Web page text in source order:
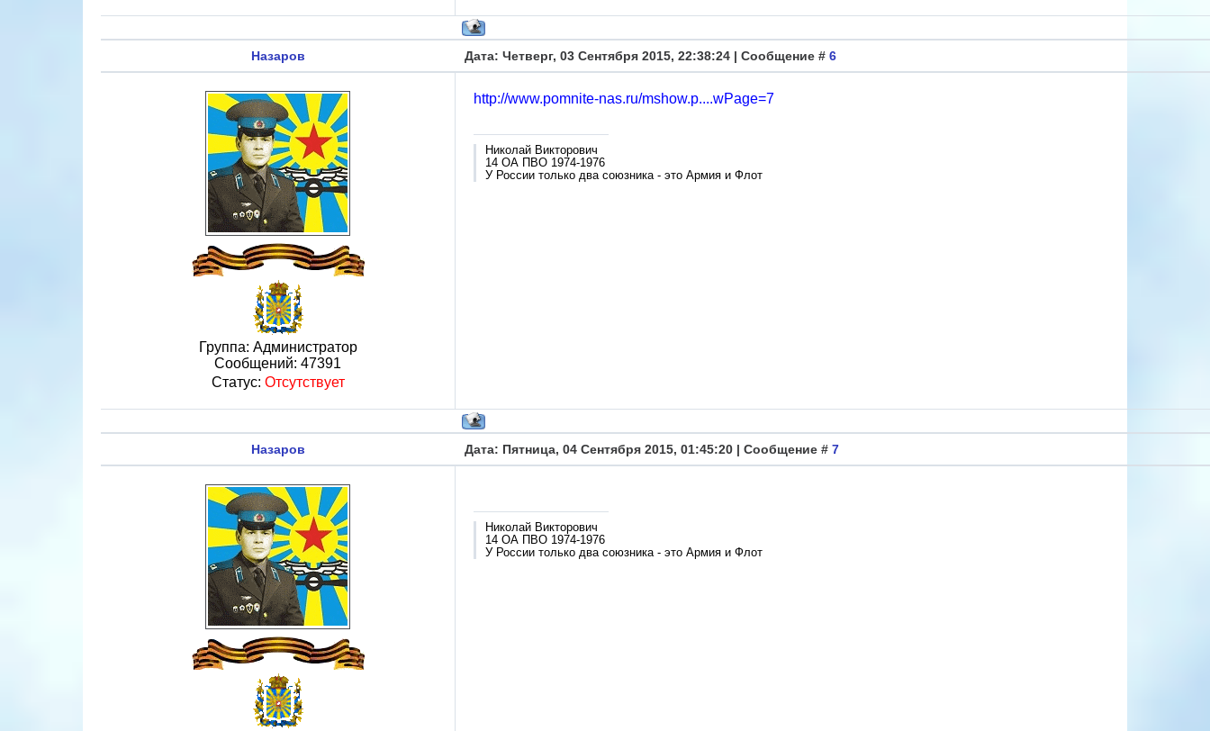
Назаров Дата: Четверг, 03 Сентября 2015, 22:38:24 | Сообщение # 6
Группа: Администратор
Сообщений: 47391
Статус: Отсутствует
http://www.pomnite-nas.ru/mshow.p....wPage=7
Николай Викторович
14 ОА ПВО 1974-1976
У России только два союзника - это Армия и Флот
Назаров Дата: Пятница, 04 Сентября 2015, 01:45:20 | Сообщение # 7
Николай Викторович
14 ОА ПВО 1974-1976
У России только два союзника - это Армия и Флот